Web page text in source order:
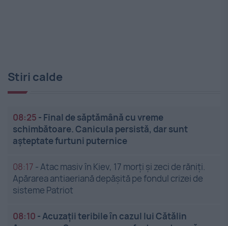
Stiri calde
08:25 - Final de săptămână cu vreme
schimbătoare. Canicula persistă, dar sunt
așteptate furtuni puternice
08:17 -Atac masiv în Kiev, 17 morți și zeci de răniți.
Apărarea antiaeriană depășită pe fondul crizei de
sisteme Patriot
08:10 -Acuzații teribile în cazul lui Cătălin